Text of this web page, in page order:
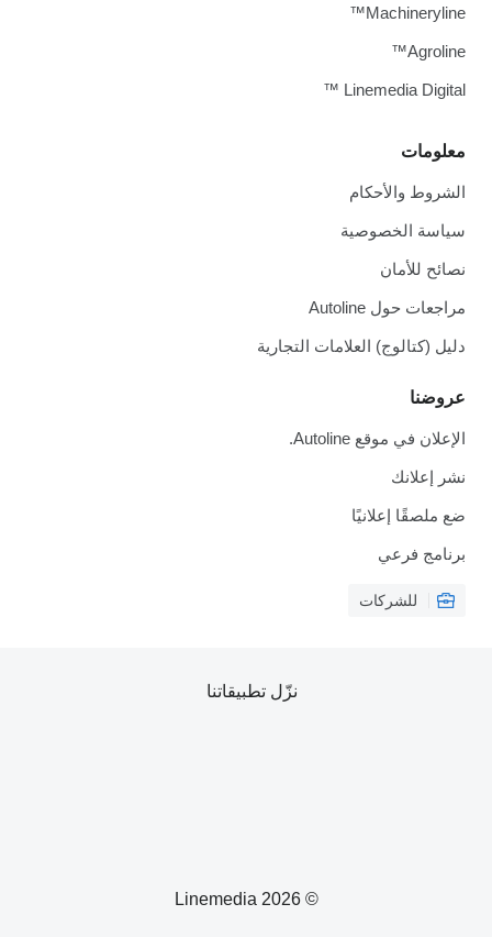
معلومات
الشروط والأحكام
سياسة الخصوصية
نصائح للأمان
مراجعات حول Autoline
دليل (كتالوج) العلامات التجارية
عروضنا
الإعلان في موقع Autoline.
نشر إعلانك
ضع ملصقًا إعلانيًا
برنامج فرعي
للشركات
Machineryline™
Agroline™
Linemedia Digital ™
© 2026 Linemedia
نزّل تطبيقاتنا